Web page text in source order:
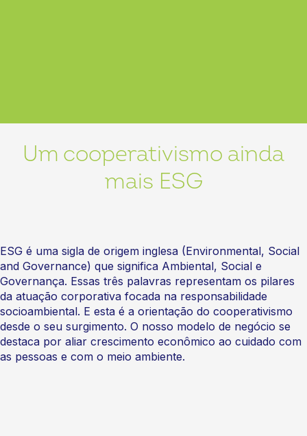
Um cooperativismo ainda
mais ESG
ESG é uma sigla de origem inglesa (Environmental, Social
and Governance) que significa Ambiental, Social e
Governança. Essas três palavras representam os pilares
da atuação corporativa focada na responsabilidade
socioambiental. E esta é a orientação do cooperativismo
desde o seu surgimento. O nosso modelo de negócio se
destaca por aliar crescimento econômico ao cuidado com
as pessoas e com o meio ambiente.